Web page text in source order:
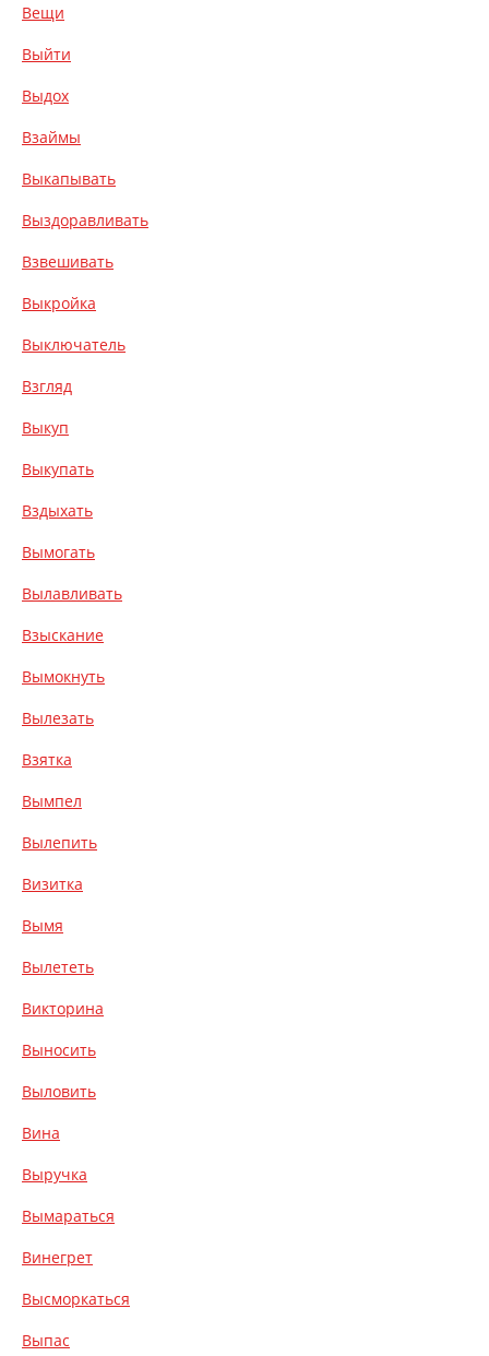
Вещи
Выйти
Выдох
Взаймы
Выкапывать
Выздоравливать
Взвешивать
Выкройка
Выключатель
Взгляд
Выкуп
Выкупать
Вздыхать
Вымогать
Вылавливать
Взыскание
Вымокнуть
Вылезать
Взятка
Вымпел
Вылепить
Визитка
Вымя
Вылететь
Викторина
Выносить
Выловить
Вина
Выручка
Вымараться
Винегрет
Высморкаться
Выпас